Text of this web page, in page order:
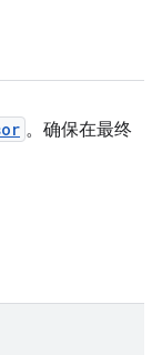
。确保在最终